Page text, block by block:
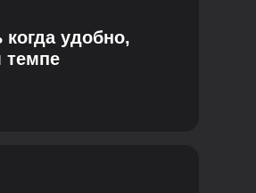
когда удобно,
темпе